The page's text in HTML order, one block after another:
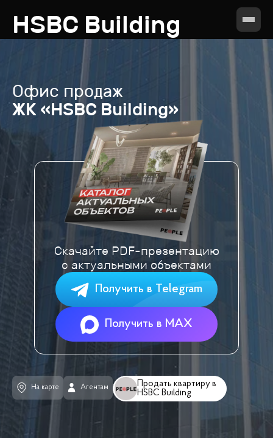
HSBC Building
Офис продаж
ЖК «HSBC Building»
Продать квартиру в
HSBC Building
На карте Агентам
Скачайте PDF-презентацию
с актуальными объектами
Получить в Telegram
Получить в MAX